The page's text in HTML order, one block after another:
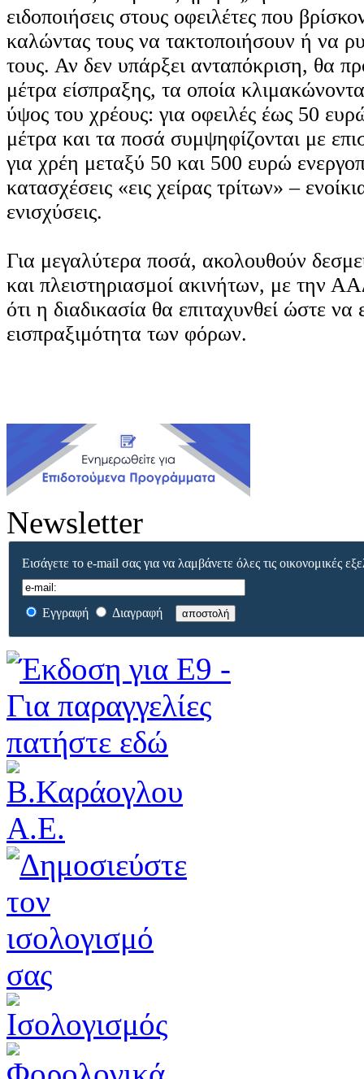
ειδοποιήσεις στους οφειλέτες που
καλώντας τους να τακτοποιήσουν ή να
τους. Αν δεν υπάρξει ανταπόκριση, θα
μέτρα είσπραξης, τα οποία
ύψος του χρέους: για οφειλές έως 50
μέτρα και τα ποσά συμψηφίζονται με
για χρέη μεταξύ 50 και 500 ευρώ
κατασχέσεις «εις χείρας τρίτων» –
ενισχύσεις.
Για μεγαλύτερα ποσά, ακολουθούν
και πλειστηριασμοί ακινήτων, με την
ότι η διαδικασία θα επιταχυνθεί ώστε να
εισπραξιμότητα των φόρων.
Newsletter
Εισάγετε το e-mail σας για να λαμβάνετε όλες τις οικονομικές
Εγγραφή Διαγραφή αποστολή